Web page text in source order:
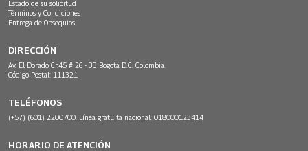
Estado de su solicitud
Términos y Condiciones
Entrega de Obsequios
DIRECCIÓN
Av. El Dorado Cr.45 # 26 - 33 Bogotá D.C. Colombia.
Código Postal: 111321
TELÉFONOS
(+57) (601) 2200700. Línea gratuita nacional: 018000123414
HORARIO DE ATENCIÓN